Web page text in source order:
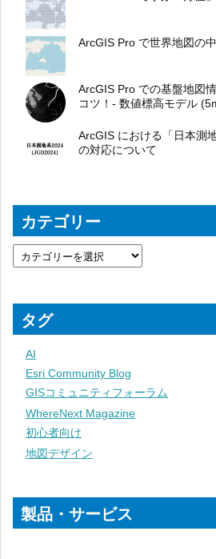
ArcGIS Pro で世界地図の
ArcGIS Pro での基盤地図
コツ！- 数値標高モデル
ArcGIS における「日本測
の対応について
カテゴリー
タグ
AI
Esri Community Blog
GISコミュニティフォーラム
WhereNext Magazine
初心者向け
地図デザイン
製品・サービス